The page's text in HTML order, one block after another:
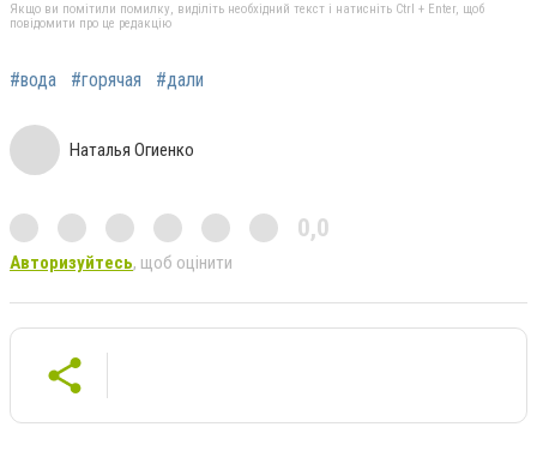
Якщо ви помітили помилку, виділіть необхідний текст і натисніть Ctrl + Enter, щоб
повідомити про це редакцію
#вода #горячая #дали
Наталья Огиенко
0,0
Авторизуйтесь, щоб оцінити